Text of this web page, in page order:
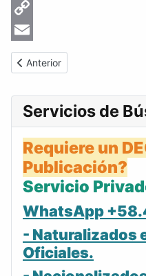
Reddit
Copy
Link
Email
Artículo anterior: Gaceta
Anterior
Servicios de
Requiere un
Publicación?
Servicio
WhatsApp
- Naturalizados
Oficiales.